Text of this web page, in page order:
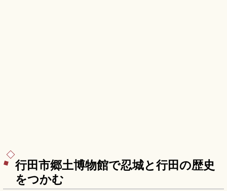
行田市郷土博物館で忍城と行田の歴史
をつかむ